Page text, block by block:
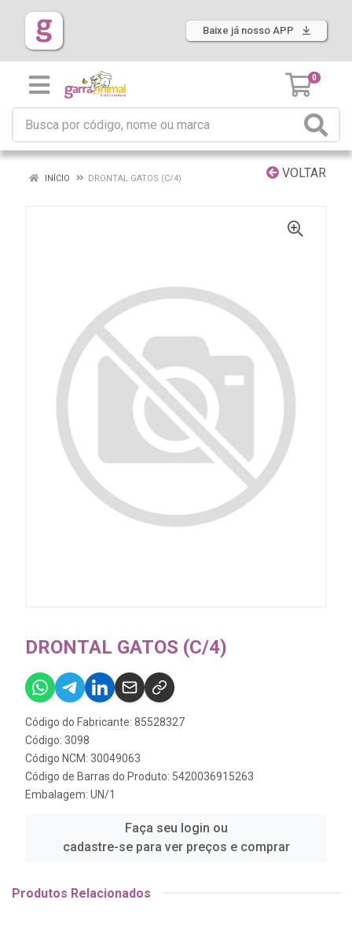
Baixe já nosso APP
0
VOLTAR
INÍCIO DRONTAL GATOS (C/4)
DRONTAL GATOS (C/4)
Código do Fabricante: 85528327
Código: 3098
Código NCM: 30049063
Código de Barras do Produto: 5420036915263
Embalagem: UN/1
Faça seu login ou
cadastre-se para ver preços e comprar
Produtos Relacionados